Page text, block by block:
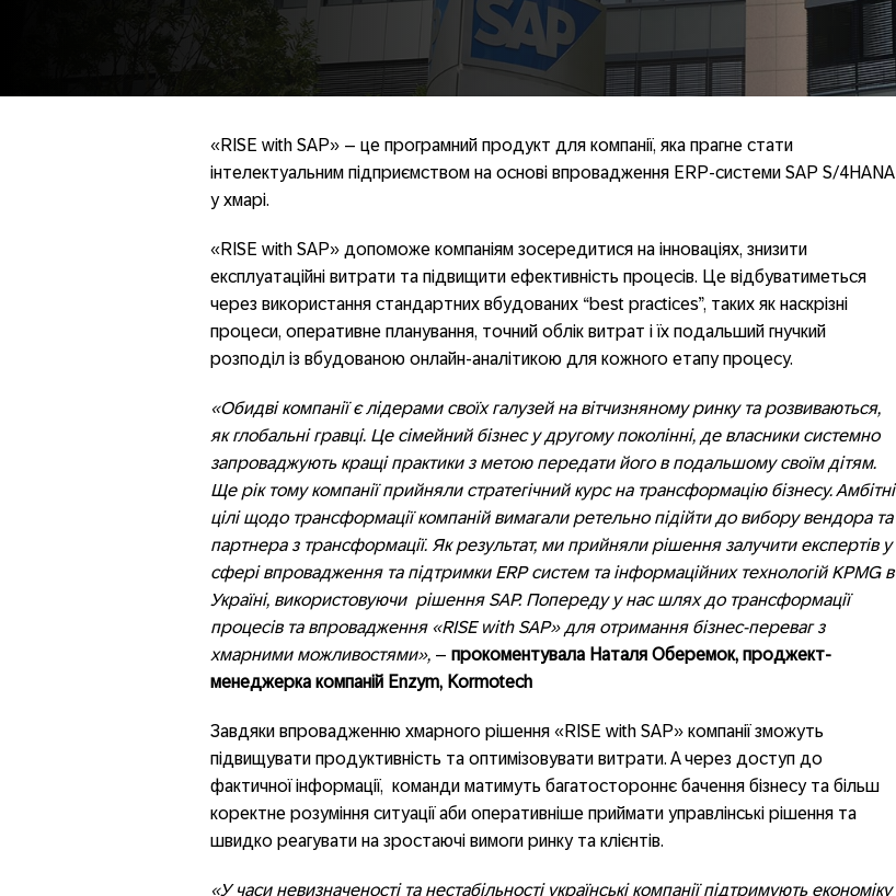
«RISE with SAP» – це програмний продукт для компанії, яка прагне стати
інтелектуальним підприємством на основі впровадження ERP-системи SAP S/4HANA
у хмарі.
«RISE with SAP» допомoже компаніям зосередитися на інноваціях, знизити
експлуатаційні витрати та підвищити ефективність процесів. Це відбуватиметься
через використання стандартних вбудованих “best practices”, таких як наскрізні
процеси, оперативне планування, точний облік витрат і їх подальший гнучкий
розподіл із вбудованою онлайн-аналітикою для кожного етапу процесу.
«Обидві компанії є лідерами своїх галузей на вітчизняному ринку та розвиваються,
як глобальні гравці. Це сімейний бізнес у другому поколінні, де власники системно
запроваджують кращі практики з метою передати його в подальшому своїм дітям.
Ще рік тому компанії прийняли стратегічний курс на трансформацію бізнесу. Амбітні
цілі щодо трансформації компаній вимагали ретельно підійти до вибору вендора та
партнера з трансформації. Як результат, ми прийняли рішення залучити експертів у
сфері впровадження та підтримки ERP систем та інформаційних технологій KPMG в
Україні, використовуючи рішення SAP. Попереду у нас шлях до трансформації
процесів та впровадження «RISE with SAP» для отримання бізнес-переваг з
хмарними можливостями», – прокоментувала Наталя Оберемок, проджект-
менеджерка компаній Enzym, Kormotech
Завдяки впровадженню хмарного рішення «RISE with SAP» компанії зможуть
підвищувати продуктивність та оптимізовувати витрати. А через доступ до
фактичної інформації, команди матимуть багатостороннє бачення бізнесу та більш
коректне розуміння ситуації аби оперативніше приймати управлінські рішення та
швидко реагувати на зростаючі вимоги ринку та клієнтів.
«У часи невизначеності та нестабільності українські компанії підтримують економіку